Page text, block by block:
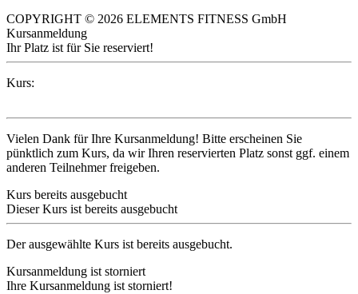
COPYRIGHT © 2026 ELEMENTS FITNESS GmbH
Kursanmeldung
Ihr Platz ist für Sie reserviert!
Kurs:
Vielen Dank für Ihre Kursanmeldung! Bitte erscheinen Sie
pünktlich zum Kurs, da wir Ihren reservierten Platz sonst ggf. einem
anderen Teilnehmer freigeben.
Kurs bereits ausgebucht
Dieser Kurs ist bereits ausgebucht
Der ausgewählte Kurs ist bereits ausgebucht.
Kursanmeldung ist storniert
Ihre Kursanmeldung ist storniert!